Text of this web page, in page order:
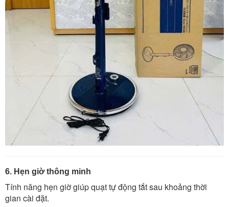
6. Hẹn giờ thông minh
Tính năng hẹn giờ giúp quạt tự động tắt sau khoảng thời
gian cài đặt.